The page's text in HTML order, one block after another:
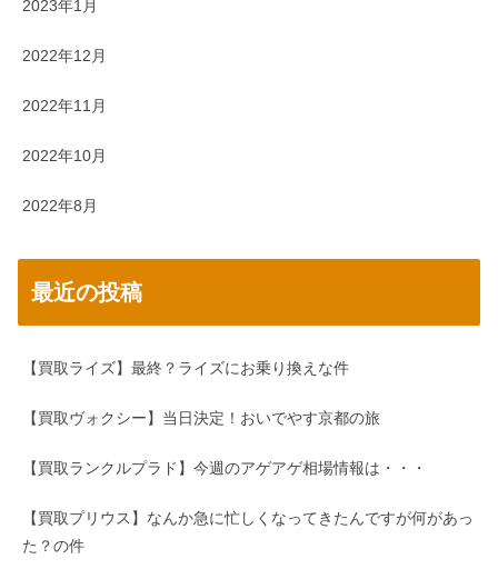
2023年1月
2022年12月
2022年11月
2022年10月
2022年8月
最近の投稿
【買取ライズ】最終？ライズにお乗り換えな件
【買取ヴォクシー】当日決定！おいでやす京都の旅
【買取ランクルプラド】今週のアゲアゲ相場情報は・・・
【買取プリウス】なんか急に忙しくなってきたんですが何があっ
た？の件